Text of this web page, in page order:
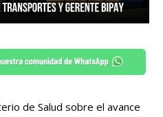
de Salud sobre el avance